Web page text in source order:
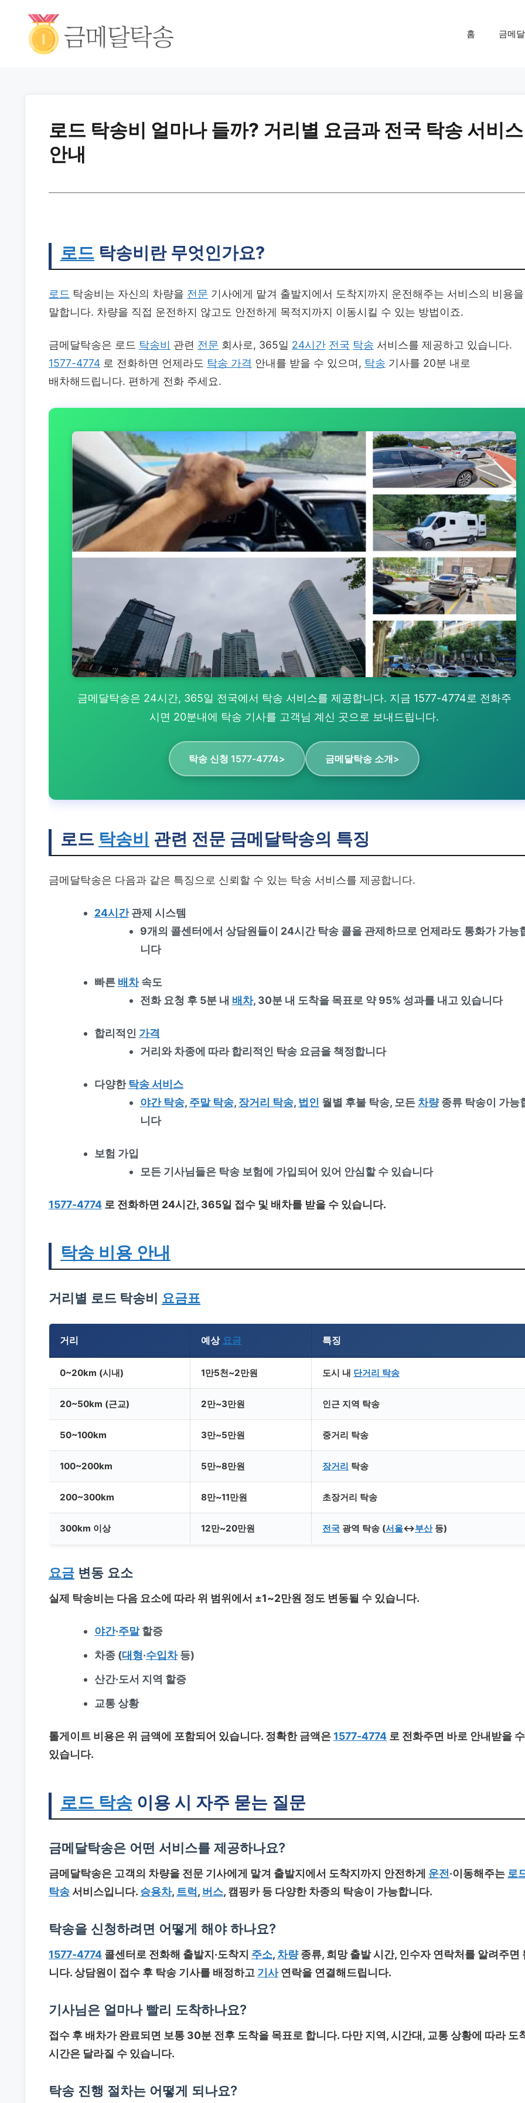
홈 금메
로드 탁송비 얼마나 들까? 거리별 요금과 전국 탁송 서비스
안내
로드 탁송비란 무엇인가요?
로드 탁송비는 자신의 차량을 전문 기사에게 맡겨 출발지에서 도착지까지 운전해주는 서비스의 비용을
말합니다. 차량을 직접 운전하지 않고도 안전하게 목적지까지 이동시킬 수 있는 방법이죠.
금메달탁송은 로드 탁송비 관련 전문 회사로, 365일 24시간 전국 탁송 서비스를 제공하고 있습니다.
1577-4774 로 전화하면 언제라도 탁송 가격 안내를 받을 수 있으며, 탁송 기사를 20분 내로
배차해드립니다. 편하게 전화 주세요.
금메달탁송은 24시간, 365일 전국에서 탁송 서비스를 제공합니다. 지금 1577-4774로 전화주
시면 20분내에 탁송 기사를 고객님 계신 곳으로 보내드립니다.
탁송 신청 1577-4774> 금메달탁송 소개>
로드 탁송비 관련 전문 금메달탁송의 특징
금메달탁송은 다음과 같은 특징으로 신뢰할 수 있는 탁송 서비스를 제공합니다.
24시간관제 시스템
9개의 콜센터에서 상담원들이 24시간 탁송 콜을 관제하므로 언제라도 통화가 가능
니다
빠른 배차속도
전화 요청 후 5분 내 배차, 30분 내 도착을 목표로 약 95% 성과를 내고 있습니다
합리적인 가격
거리와 차종에 따라 합리적인 탁송 요금을 책정합니다
다양한 탁송 서비스
야간 탁송, 주말 탁송, 장거리 탁송, 법인 월별 후불 탁송, 모든 차량종류 탁송이 가능
니다
보험 가입
모든 기사님들은 탁송 보험에 가입되어 있어 안심할 수 있습니다
1577-4774 로 전화하면 24시간, 365일 접수 및 배차를 받을 수 있습니다.
탁송 비용 안내
거리별 로드 탁송비 요금표
거리 예상 요금 특징
0~20km (시내) 1만5천~2만원 도시 내 단거리 탁송
20~50km (근교) 2만~3만원 인근 지역 탁송
50~100km 3만~5만원 중거리 탁송
100~200km 5만~8만원 장거리 탁송
200~300km 8만~11만원 초장거리 탁송
300km 이상 12만~20만원 전국 광역 탁송 (서울↔부산등)
요금 변동 요소
실제 탁송비는 다음 요소에 따라 위 범위에서 ±1~2만원 정도 변동될 수 있습니다.
야간·주말할증
차종 (대형·수입차등)
산간·도서 지역 할증
교통 상황
톨게이트 비용은 위 금액에 포함되어 있습니다. 정확한 금액은1577-4774 로 전화주면 바로 안내받을 수
있습니다.
로드 탁송 이용 시 자주 묻는 질문
금메달탁송은 어떤 서비스를 제공하나요?
금메달탁송은 고객의 차량을 전문 기사에게 맡겨 출발지에서 도착지까지 안전하게 운전 ·이동해주는 로
탁송서비스입니다. 승용차, 트럭, 버스, 캠핑카 등 다양한 차종의 탁송이 가능합니다.
탁송을 신청하려면 어떻게 해야 하나요?
1577-4774 콜센터로 전화해 출발지·도착지 주소, 차량종류, 희망 출발 시간, 인수자 연락처를 알려주면
니다. 상담원이 접수 후 탁송 기사를 배정하고 기사연락을 연결해드립니다.
기사님은 얼마나 빨리 도착하나요?
접수 후 배차가 완료되면 보통 30분 전후 도착을 목표로 합니다. 다만 지역, 시간대, 교통 상황에 따라 도
시간은 달라질 수 있습니다.
탁송 진행 절차는 어떻게 되나요?